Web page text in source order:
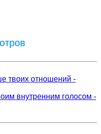
твоих отношений -
внутренним голосом -